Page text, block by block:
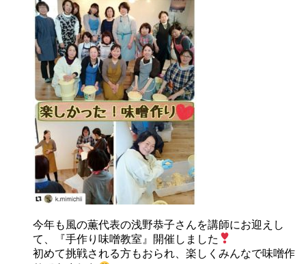
今年も風の薫代表の浅野恭子さんを講師にお迎えし
て、『手作り味噌教室』開催しました
初めて挑戦される方もおられ、楽しくみんなで味噌作